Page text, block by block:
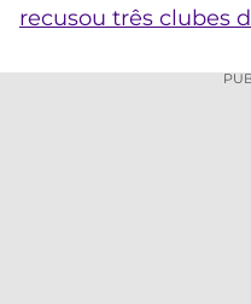
recusou três clubes